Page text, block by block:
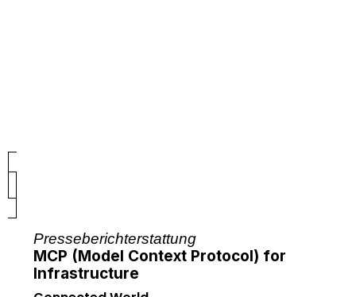
Presseberichterstattung
MCP (Model Context Protocol) for
Infrastructure